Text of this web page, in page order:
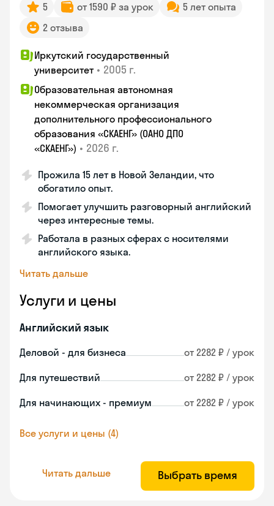
5 от 1590 ₽ за урок
5 лет опыта
2 отзыва
Иркутский государственный
университет • 2005 г.
Образовательная автономная
некоммерческая организация
дополнительного профессионального
образования «СКАЕНГ» (ОАНО ДПО
«СКАЕНГ») • 2026 г.
Прожила 15 лет в Новой Зеландии, что
обогатило опыт.
Помогает улучшить разговорный английский
через интересные темы.
Работала в разных сферах с носителями
английского языка.
Читать дальше
Услуги и цены
Английский язык
Деловой - для бизнеса от 2282 ₽ / урок
Для путешествий от 2282 ₽ / урок
Для начинающих - премиум от 2282 ₽ / урок
Все услуги и цены (4)
Читать дальше Выбрать время